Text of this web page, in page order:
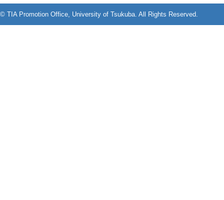
© TIA Promotion Office, University of Tsukuba. All Rights Reserved.